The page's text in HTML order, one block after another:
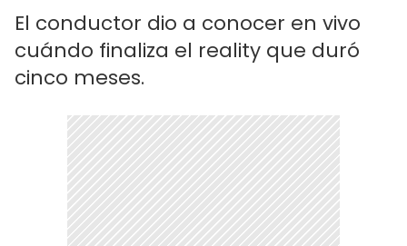
El conductor dio a conocer en vivo
cuándo finaliza el reality que duró
cinco meses.